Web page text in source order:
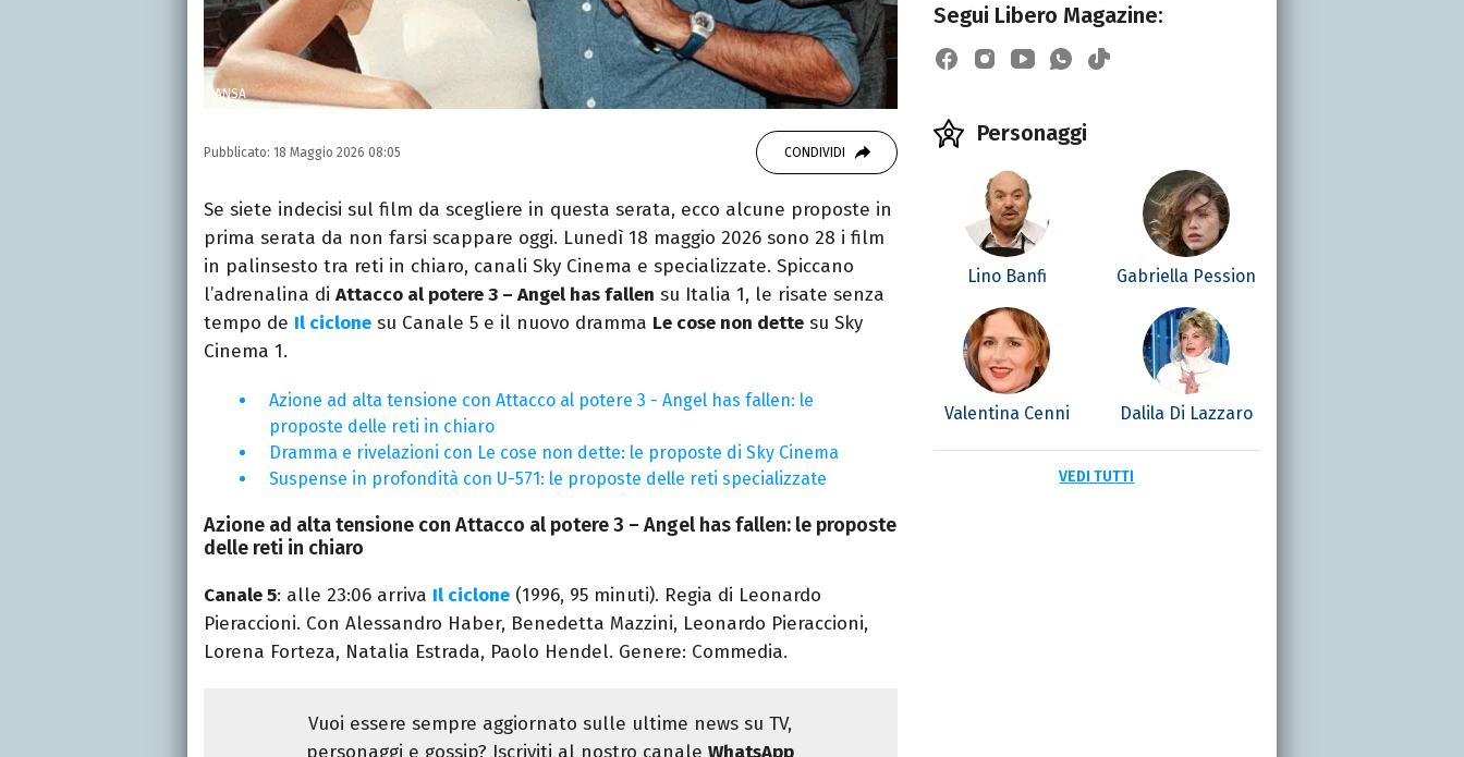
ANSA
Pubblicato: 18 Maggio 2026 08:05 CONDIVIDI
Se siete indecisi sul film da scegliere in questa serata, ecco alcune proposte in
prima serata da non farsi scappare oggi. Lunedì 18 maggio 2026 sono 28 i film
in palinsesto tra reti in chiaro, canali Sky Cinema e specializzate. Spiccano
l’adrenalina di Attacco al potere 3 – Angel has fallen su Italia 1, le risate senza
tempo de Il ciclone su Canale 5 e il nuovo dramma Le cose non dette su Sky
Cinema 1.
Azione ad alta tensione con Attacco al potere 3 - Angel has fallen: le
proposte delle reti in chiaro
Dramma e rivelazioni con Le cose non dette: le proposte di Sky Cinema
Suspense in profondità con U-571: le proposte delle reti specializzate
Azione ad alta tensione con Attacco al potere 3 – Angel has fallen: le proposte
delle reti in chiaro
Canale 5: alle 23:06 arriva Il ciclone (1996, 95 minuti). Regia di Leonardo
Pieraccioni. Con Alessandro Haber, Benedetta Mazzini, Leonardo Pieraccioni,
Lorena Forteza, Natalia Estrada, Paolo Hendel. Genere: Commedia.
Vuoi essere sempre aggiornato sulle ultime news su TV,
personaggi e gossip? Iscriviti al nostro canaleWhatsApp
Segui Libero Magazine:
Personaggi
Lino Banfi Gabriella Pession
Valentina Cenni Dalila Di Lazzaro
VEDI TUTTI